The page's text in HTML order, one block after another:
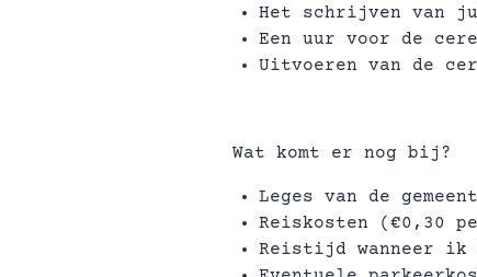
Het schrijven van
Een uur voor de
Uitvoeren van de
Wat komt er nog bij?
Leges van de
Reiskosten (€0,30
Reistijd wanneer